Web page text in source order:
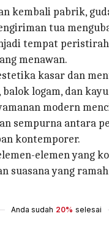
kembali pabrik,
tua
tempat
menawan.
kasar dan
balok logam, dan
modern
sempurna antara
kontemporer.
elemen yang
suasana yang
Anda sudah 20% selesai